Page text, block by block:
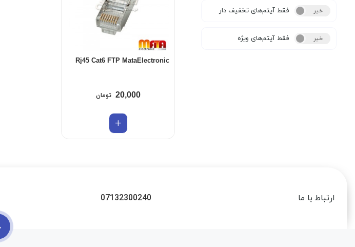
بله خیر فقط آیتم‌های تخفیف دار
بله خیر فقط آیتم‌های ویژه
Rj45 Cat6 FTP MataElectronic
20,000 تومان
ارتباط با ما 07132300240